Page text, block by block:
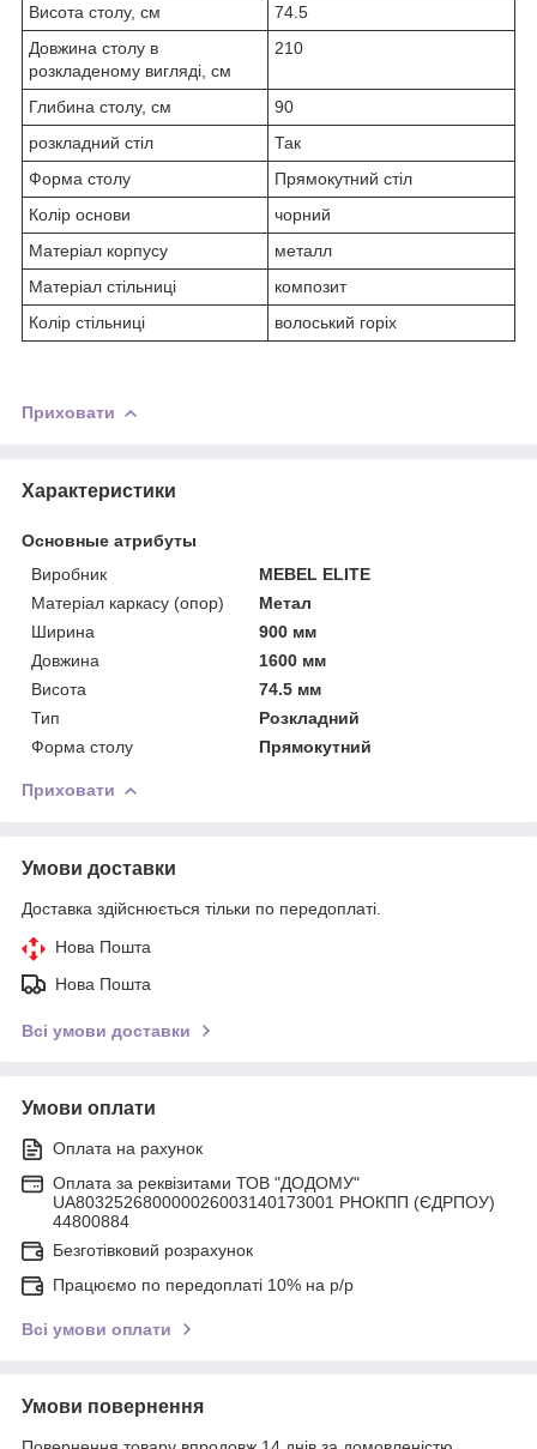
Висота столу, см
74.5
Довжина столу в
розкладеному вигляді, см
210
Глибина столу, см
90
розкладний стіл
Так
Форма столу
Прямокутний стіл
Колір основи
чорний
Матеріал корпусу
металл
Матеріал стільниці
композит
Колір стільниці
волоський горіх
Приховати
Характеристики
Основные атрибуты
Виробник
MEBEL ELITE
Матеріал каркасу (опор)
Метал
Ширина
900 мм
Довжина
1600 мм
Висота
74.5 мм
Тип
Розкладний
Форма столу
Прямокутний
Приховати
Умови доставки
Доставка здійснюється тільки по передоплаті.
Нова Пошта
Нова Пошта
Всі умови доставки
Умови оплати
Оплата на рахунок
Оплата за реквізитами ТОВ "ДОДОМУ"
UA803252680000026003140173001 РНОКПП (ЄДРПОУ)
44800884
Безготівковий розрахунок
Працюємо по передоплаті 10% на р/р
Всі умови оплати
Умови повернення